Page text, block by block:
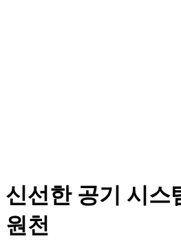
신선한 공기 시스
원천